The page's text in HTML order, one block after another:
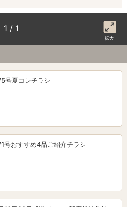
1 / 1
拡大
号夏コレチラシ
号おすすめ4品ご紹介チラシ